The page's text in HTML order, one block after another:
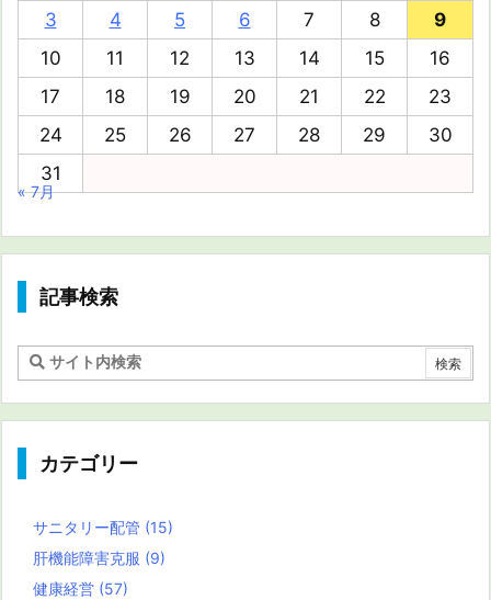
3
4 5 6 7 8
9
10
11 12 13 14 15
16
17
18 19 20 21 22
23
24
25 26 27 28 29
30
31
« 7月
記事検索
カテゴリー
サニタリー配管 (15)
肝機能障害克服 (9)
健康経営 (57)